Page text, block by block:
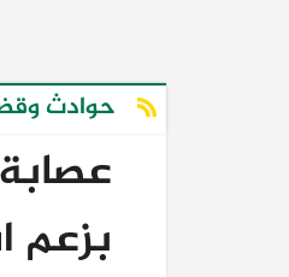
حوادث
بزعم